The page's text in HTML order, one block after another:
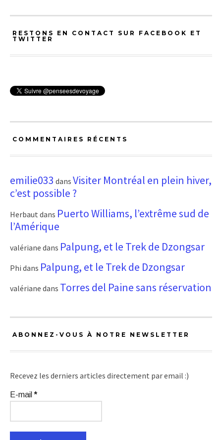
RESTONS EN CONTACT SUR FACEBOOK ET
TWITTER
COMMENTAIRES RÉCENTS
emilie033 dans Visiter Montréal en plein hiver,
c’est possible ?
Herbaut dans Puerto Williams, l’extrême sud de
l’Amérique
valériane dans Palpung, et le Trek de Dzongsar
Phi dans Palpung, et le Trek de Dzongsar
valériane dans Torres del Paine sans réservation
ABONNEZ-VOUS À NOTRE NEWSLETTER
Recevez les derniers articles directement par email :)
E-mail*